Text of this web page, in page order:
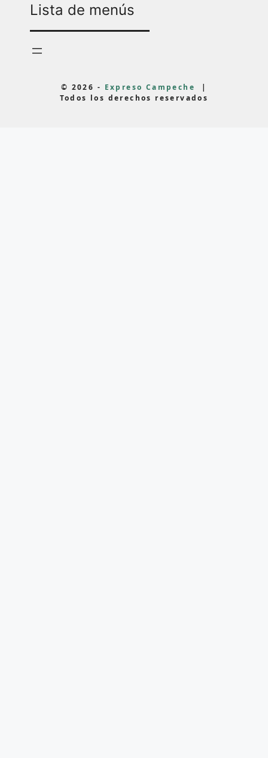
Lista de menús
© 2026 - Expreso Campeche
|
Todos los derechos reservados